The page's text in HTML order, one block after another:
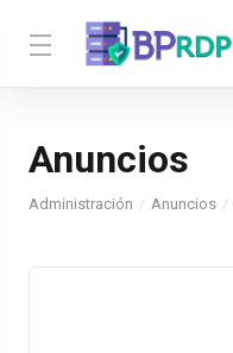
Anuncios
Administración Anuncios